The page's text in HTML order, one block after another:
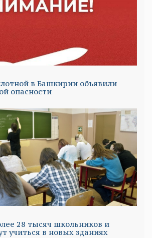
в Башкирии объявили
опасности
28 тысяч школьников и
учиться в новых зданиях